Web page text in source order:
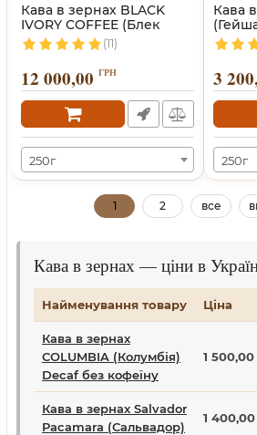
Кава в зернах BLACK
IVORY COFFEE (Блек
Айворі)
(11)
12 000,00 ГРН
250г
Кава
3
250г
1 2 все
Кава в зернах — ціни в
Найменування товару Ціна
Кава в зернах
COLUMBIA (Колумбія)
Decaf без кофеїну
1 500,00
Кава в зернах Salvador
Pacamara (Сальвадор)
1